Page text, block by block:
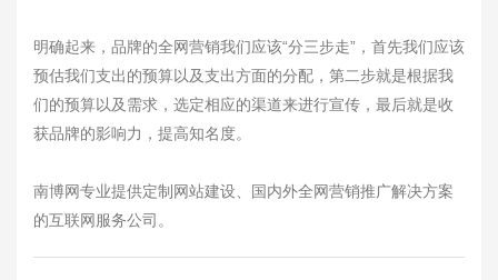
明确起来，品牌的全网营销我们应该“分三步走”，首先我们应该
预估我们支出的预算以及支出方面的分配，第二步就是根据我
们的预算以及需求，选定相应的渠道来进行宣传，最后就是收
获品牌的影响力，提高知名度。
南博网专业提供定制网站建设、国内外全网营销推广解决方案
的互联网服务公司。